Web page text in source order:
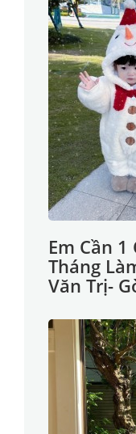
Em Cần 1
Tháng
Văn Trị-